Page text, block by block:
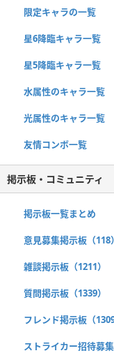
限定キャラの一覧
星6降臨キャラ一覧
星5降臨キャラ一覧
水属性のキャラ一覧
光属性のキャラ一覧
友情コンボ一覧
掲示板・コミュニティ
掲示板一覧まとめ
意見募集掲示板（118）
雑談掲示板（1211）
質問掲示板（1339）
フレンド掲示板（
ストライカー招待募